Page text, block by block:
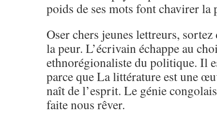
poids de ses mots font chavirer la
Oser chers jeunes lettreurs,
la peur. L’écrivain échappe au
ethnorégionaliste du politique. Il
parce que La littérature est une
naît de l’esprit. Le génie
faite nous rêver.